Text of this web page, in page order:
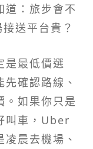
道：旅步會不
送平台貴？
是最低價選
確認路線、
。如果你只是
叫車，Uber
晨去機場、